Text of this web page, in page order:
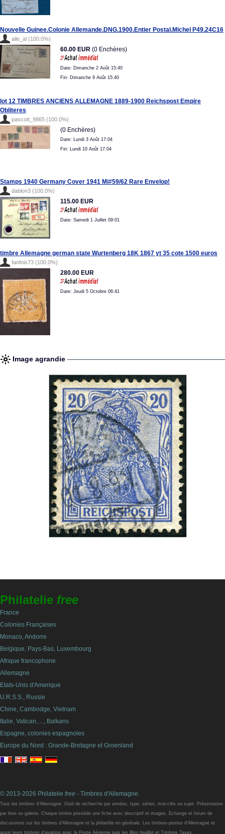
Nouvelle Guinee.Colonie Allemande.DNG.1900.Entier Postal.Michel P49.24C16
aile_al (100.0%)
60.00 EUR (0 Enchères)
Date: Dimanche 2 Août 15:40
Fin: Dimanche 9 Août 15:40
lot 12 TIMBRES ANCIENS ALLEMAGNE 1889-1900 Reichspost Empire
Obliteres
pascott_9865 (100.0%)
(0 Enchères)
Date: Lundi 3 Août 17:04
Fin: Lundi 10 Août 17:04
Stamps 1940 Germany Cover 1941 Mi#59/62 Rare Envelop!
dablon3 (100.0%)
115.00 EUR
Date: Samedi 1 Juillet 09:01
timbre Allemagne german state Wurtenberg 18K 1867 yt 35 cote 1500 euros
fanfois73 (100.0%)
280.00 EUR
Date: Jeudi 5 Octobre 06:41
Image agrandie
Philatelie free
France
Colonies Françaises
Monaco, Andorre
Belgique, Pays-Bas, Luxembourg
Afrique francophone
Allemagne
Etats-Unis d'Amerique
U.R.S.S., Russie
Chine, Cambodge, Vietnam
Italie, Vatican, ..., Balkans
Espagne, colonies espagnoles
Europe du Nord : Grande-Bretagne et Groenland
© 2013-2026 Philatelie free - Timbres d'Allemagne.
Tous les timbres d'Allemagne. Outil de recherche par années, type, séries, mot-clés ou sujet. Présentation
par liste ou galerie. Chaque timbre possède une fiche avec descriptif et images. Echange et forum de
discussions sur les timbres d'Allemagne et la philatélie en générale. Les timbres-postes d'Allemagne et
aussi leurs timbres d'aviation avec la Poste Aérienne puis les Bloc-feuillet et Timbres Taxes.